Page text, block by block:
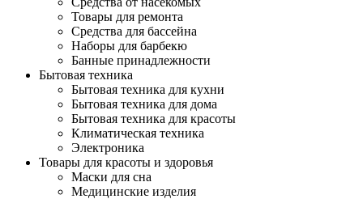
Товары для ремонта
Средства для бассейна
Наборы для барбекю
Банные принадлежности
Бытовая техника
Бытовая техника для кухни
Бытовая техника для дома
Бытовая техника для красоты
Климатическая техника
Электроника
Товары для красоты и здоровья
Маски для сна
Медицинские изделия